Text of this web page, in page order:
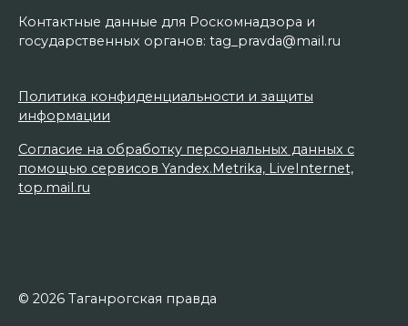
Контактные данные для Роскомнадзора и
государственных органов: tag_pravda@mail.ru
Политика конфиденциальности и защиты
информации
Согласие на обработку персональных данных с
помощью сервисов Yandex.Metrika, LiveInternet,
top.mail.ru
© 2026 Таганрогская правда